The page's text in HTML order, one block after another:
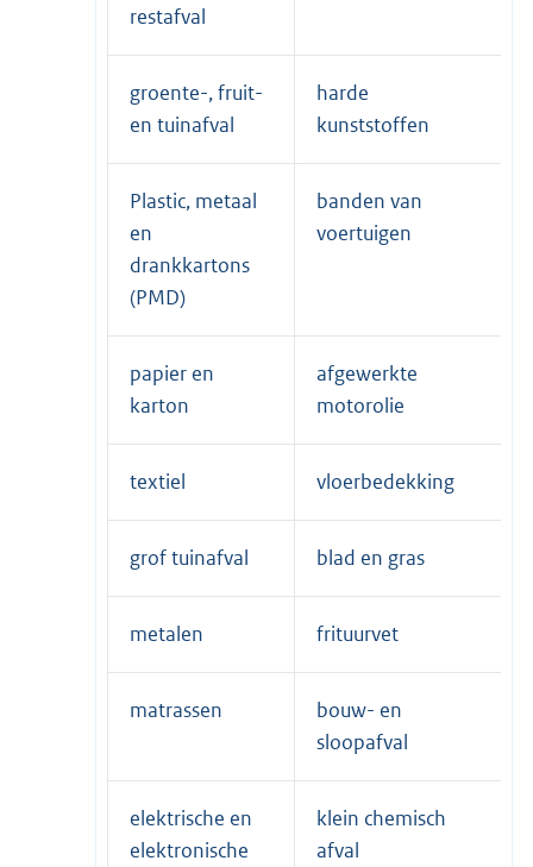
restafval
groente-, fruit-
en tuinafval
harde
kunststoffen
Plastic, metaal
en
drankkartons
(PMD)
banden van
voertuigen
papier en
karton
afgewerkte
motorolie
textiel vloerbedekking
grof tuinafval blad en gras
metalen frituurvet
matrassen
bouw- en
sloopafval
elektrische en
elektronische
klein chemisch
afval